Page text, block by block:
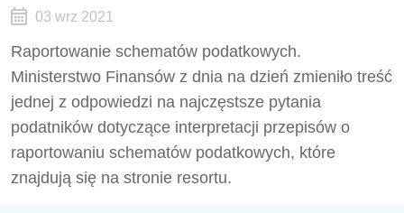
03 wrz 2021
Raportowanie schematów podatkowych.
Ministerstwo Finansów z dnia na dzień zmieniło treść
jednej z odpowiedzi na najczęstsze pytania
podatników dotyczące interpretacji przepisów o
raportowaniu schematów podatkowych, które
znajdują się na stronie resortu.